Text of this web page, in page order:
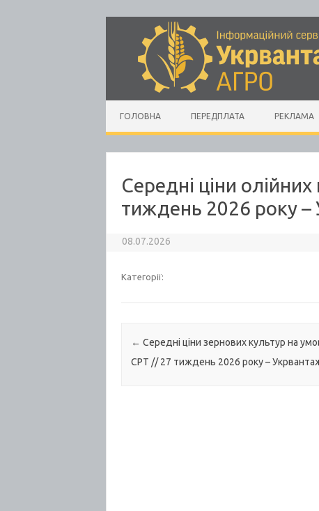
Skip to content
ГОЛОВНА ПЕРЕДПЛАТА РЕКЛАМА
Середні ціни
тиждень 2026 року
08.07.2026
Категорії:
Post navigation
← Середні ціни зернових культур на
CPT // 27 тиждень 2026 року –